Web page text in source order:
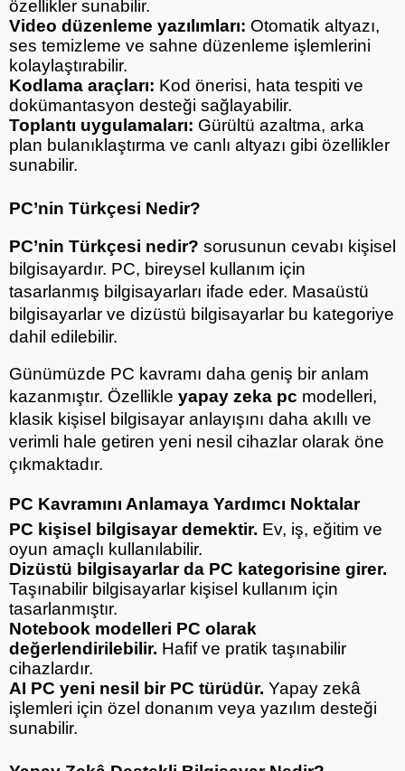
özellikler sunabilir.
Video düzenleme yazılımları: Otomatik altyazı,
ses temizleme ve sahne düzenleme işlemlerini
kolaylaştırabilir.
Kodlama araçları: Kod önerisi, hata tespiti ve
dokümantasyon desteği sağlayabilir.
Toplantı uygulamaları: Gürültü azaltma, arka
plan bulanıklaştırma ve canlı altyazı gibi özellikler
sunabilir.
PC’nin Türkçesi Nedir?
PC’nin Türkçesi nedir? sorusunun cevabı kişisel
bilgisayardır. PC, bireysel kullanım için
tasarlanmış bilgisayarları ifade eder. Masaüstü
bilgisayarlar ve dizüstü bilgisayarlar bu kategoriye
dahil edilebilir.
Günümüzde PC kavramı daha geniş bir anlam
kazanmıştır. Özellikle yapay zeka pc modelleri,
klasik kişisel bilgisayar anlayışını daha akıllı ve
verimli hale getiren yeni nesil cihazlar olarak öne
çıkmaktadır.
PC Kavramını Anlamaya Yardımcı Noktalar
PC kişisel bilgisayar demektir. Ev, iş, eğitim ve
oyun amaçlı kullanılabilir.
Dizüstü bilgisayarlar da PC kategorisine girer.
Taşınabilir bilgisayarlar kişisel kullanım için
tasarlanmıştır.
Notebook modelleri PC olarak
değerlendirilebilir. Hafif ve pratik taşınabilir
cihazlardır.
AI PC yeni nesil bir PC türüdür. Yapay zekâ
işlemleri için özel donanım veya yazılım desteği
sunabilir.